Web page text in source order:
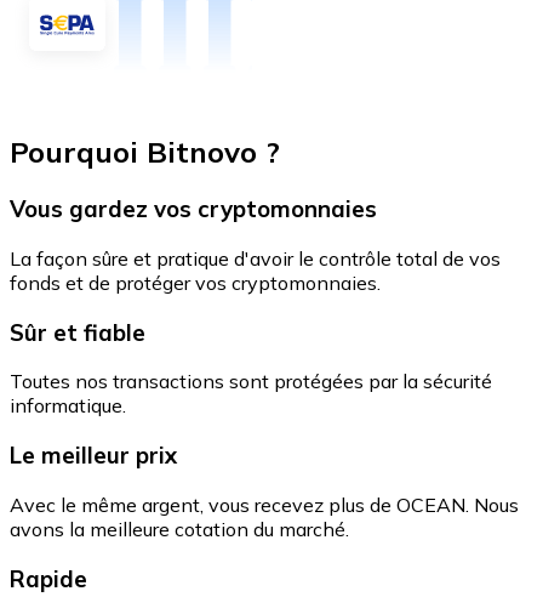
Pourquoi Bitnovo ?
Vous gardez vos cryptomonnaies
La façon sûre et pratique d'avoir le contrôle total de vos
fonds et de protéger vos cryptomonnaies.
Sûr et fiable
Toutes nos transactions sont protégées par la sécurité
informatique.
Le meilleur prix
Avec le même argent, vous recevez plus de OCEAN. Nous
avons la meilleure cotation du marché.
Rapide